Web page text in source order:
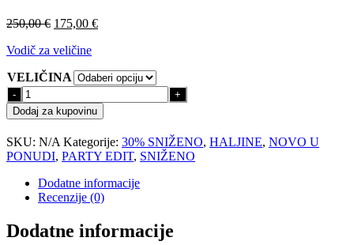
250,00€ Izvorna
bila
250,00 €.
175,00 €Trenutna
Vodič za veličine
VELIČINA
Haljina
Melly
(Crna)
količina
Dodaj za kupovinu
SKU: N/A Kategorije: 30% SNIŽENO, HALJINE, NOVO U
PONUDI, PARTY EDIT, SNIŽENO
Dodatne informacije
Recenzije (0)
Dodatne informacije